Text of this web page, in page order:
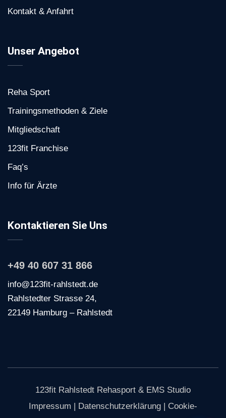
Kontakt & Anfahrt
Unser Angebot
Reha Sport
Trainingsmethoden & Ziele
Mitgliedschaft
123fit Franchise
Faq’s
Info für Ärzte
Kontaktieren Sie Uns
+49 40 607 31 866
info@123fit-rahlstedt.de
Rahlstedter Strasse 24,
22149 Hamburg – Rahlstedt
123fit Rahlstedt Rehasport & EMS Studio
Impressum
Datenschutzerklärung
Cookie-